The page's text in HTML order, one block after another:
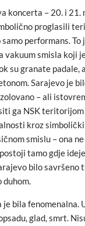
koncerta – 20. i
proglasili
performans.
vakuum smisla koji
su granate padale,
Sarajevo je
– ali
ga NSK
kroz
smislu – ona
tamo gdje
bilo savršeno
duhom.
bila fenomenalna.
glad, smrt.